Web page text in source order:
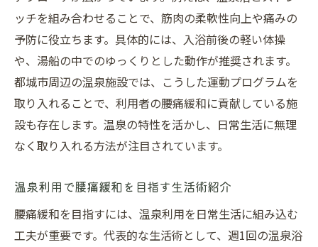
ッチを組み合わせることで、筋肉の柔軟性向上や痛みの
予防に役立ちます。具体的には、入浴前後の軽い体操
や、湯船の中でのゆっくりとした動作が推奨されます。
都城市周辺の温泉施設では、こうした運動プログラムを
取り入れることで、利用者の腰痛緩和に貢献している施
設も存在します。温泉の特性を活かし、日常生活に無理
なく取り入れる方法が注目されています。
温泉利用で腰痛緩和を目指す生活術紹介
腰痛緩和を目指すには、温泉利用を日常生活に組み込む
工夫が重要です。代表的な生活術として、週1回の温泉浴